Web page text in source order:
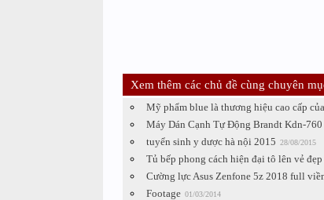
Xem thêm các chủ đề cùng chuyên
Mỹ phẩm blue là thương hiệu cao cấp
Máy Dán Cạnh Tự Động Brandt Kdn-760
tuyển sinh y dược hà nội 2015 28/08/2015
Tủ bếp phong cách hiện đại tô lên vẻ
Cường lực Asus Zenfone 5z 2018 full
Footage 01/03/2014